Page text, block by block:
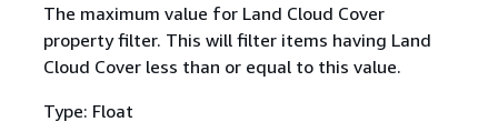
The maximum value for Land Cloud Cover
property filter. This will filter items having Land
Cloud Cover less than or equal to this value.
Type: Float